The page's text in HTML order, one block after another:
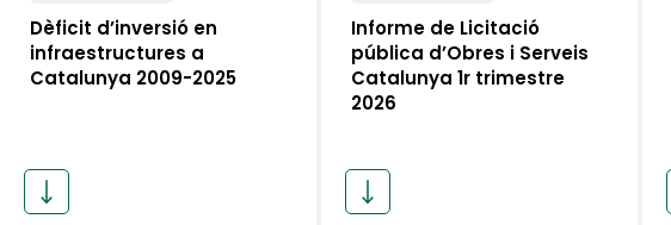
Dèficit d’inversió en
infraestructures a
Catalunya 2009-2025
Informe de Licitació
pública d’Obres i Serveis
Catalunya 1r trimestre
2026